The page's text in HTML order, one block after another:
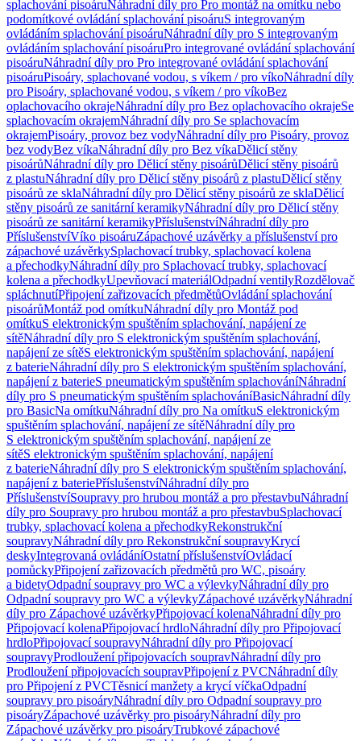
splachování pisoáruNáhradní díly pro Pro montáž na omítku nebo
podomítkové ovládání splachování pisoáruS integrovaným
ovládáním splachování pisoáruNáhradní díly pro S integrovaným
ovládáním splachování pisoáruPro integrované ovládání splachování
pisoáruNáhradní díly pro Pro integrované ovládání splachování
pisoáruPisoáry, splachované vodou, s víkem / pro víkoNáhradní díly
pro Pisoáry, splachované vodou, s víkem / pro víkoBez
oplachovacího okrajeNáhradní díly pro Bez oplachovacího okrajeSe
splachovacím okrajemNáhradní díly pro Se splachovacím
okrajemPisoáry, provoz bez vodyNáhradní díly pro Pisoáry, provoz
bez vodyBez víkaNáhradní díly pro Bez víkaDělicí stěny
pisoárůNáhradní díly pro Dělicí stěny pisoárůDělicí stěny pisoárů
z plastuNáhradní díly pro Dělicí stěny pisoárů z plastuDělicí stěny
pisoárů ze sklaNáhradní díly pro Dělicí stěny pisoárů ze sklaDělicí
stěny pisoárů ze sanitární keramikyNáhradní díly pro Dělicí stěny
pisoárů ze sanitární keramikyPříslušenstvíNáhradní díly pro
PříslušenstvíVíko pisoáruZápachové uzávěrky a příslušenství pro
zápachové uzávěrkySplachovací trubky, splachovací kolena
a přechodkyNáhradní díly pro Splachovací trubky, splachovací
kolena a přechodkyUpevňovací materiálOdpadní ventilyRozdělovač
spláchnutíPřipojení zařizovacích předmětůOvládání splachování
pisoárůMontáž pod omítkuNáhradní díly pro Montáž pod
omítkuS elektronickým spuštěním splachování, napájení ze
sítěNáhradní díly pro S elektronickým spuštěním splachování,
napájení ze sítěS elektronickým spuštěním splachování, napájení
z baterieNáhradní díly pro S elektronickým spuštěním splachování,
napájení z baterieS pneumatickým spuštěním splachováníNáhradní
díly pro S pneumatickým spuštěním splachováníBasicNáhradní díly
pro BasicNa omítkuNáhradní díly pro Na omítkuS elektronickým
spuštěním splachování, napájení ze sítěNáhradní díly pro
S elektronickým spuštěním splachování, napájení ze
sítěS elektronickým spuštěním splachování, napájení
z baterieNáhradní díly pro S elektronickým spuštěním splachování,
napájení z bateriePříslušenstvíNáhradní díly pro
PříslušenstvíSoupravy pro hrubou montáž a pro přestavbuNáhradní
díly pro Soupravy pro hrubou montáž a pro přestavbuSplachovací
trubky, splachovací kolena a přechodkyRekonstrukční
soupravyNáhradní díly pro Rekonstrukční soupravyKrycí
deskyIntegrovaná ovládáníOstatní příslušenstvíOvládací
pomůckyPřipojení zařizovacích předmětů pro WC, pisoáry
a bidetyOdpadní soupravy pro WC a výlevkyNáhradní díly pro
Odpadní soupravy pro WC a výlevkyZápachové uzávěrkyNáhradní
díly pro Zápachové uzávěrkyPřipojovací kolenaNáhradní díly pro
Připojovací kolenaPřipojovací hrdloNáhradní díly pro Připojovací
hrdloPřipojovací soupravyNáhradní díly pro Připojovací
soupravyProdloužení připojovacích soupravNáhradní díly pro
Prodloužení připojovacích soupravPřipojení z PVCNáhradní díly
pro Připojení z PVCTěsnicí manžety a krycí víčkaOdpadní
soupravy pro pisoáryNáhradní díly pro Odpadní soupravy pro
pisoáryZápachové uzávěrky pro pisoáryNáhradní díly pro
Zápachové uzávěrky pro pisoáryTrubkové zápachové